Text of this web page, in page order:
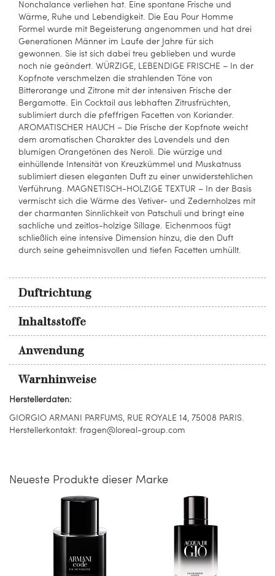
Nonchalance verliehen hat. Eine spontane Frische und
Wärme, Ruhe und Lebendigkeit. Die Eau Pour Homme
Formel wurde mit Begeisterung angenommen und hat drei
Generationen Männer im Laufe der Jahre für sich
gewonnen. Sie ist sich dabei treu geblieben und wurde
noch nie geändert. WÜRZIGE, LEBENDIGE FRISCHE – In der
Kopfnote verschmelzen die strahlenden Töne von
Bitterorange und Zitrone mit der intensiven Frische der
Bergamotte. Ein Cocktail aus lebhaften Zitrusfrüchten,
sublimiert durch die pfeffrigen Facetten von Koriander.
AROMATISCHER HAUCH – Die Frische der Kopfnote weicht
dem aromatischen Charakter des Lavendels und den
blumigen Orangetönen des Neroli. Die würzige und
einhüllende Intensität von Kreuzkümmel und Muskatnuss
sublimiert diesen eleganten Duft zu einer unwiderstehlichen
Verführung. MAGNETISCH-HOLZIGE TEXTUR – In der Basis
vermischt sich die Wärme des Vetiver- und Zedernholzes mit
der charmanten Sinnlichkeit von Patschuli und bringt eine
sachliche und zeitlos-holzige Sillage. Eichenmoos fügt
schließlich eine intensive Dimension hinzu, die den Duft
durch seine geheimnisvollen und tiefen Facetten umhüllt.
Duftrichtung
Inhaltsstoffe
Anwendung
Warnhinweise
Herstellerdaten:
GIORGIO ARMANI PARFUMS, RUE ROYALE 14, 75008 PARIS.
Herstellerkontakt: fragen@loreal-group.com
Neueste Produkte dieser Marke